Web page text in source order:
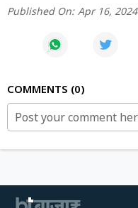
Published On: Apr 16, 2024
COMMENTS 0